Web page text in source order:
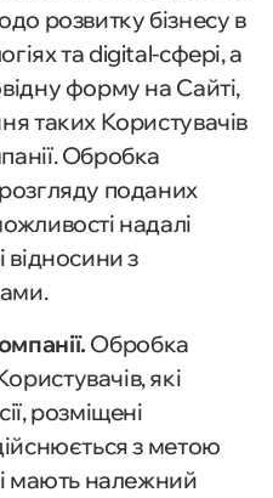
розвитку бізнесу в
та digital-сфері, а
форму на Сайті,
таких Користувачів
Обробка
поданих
надалі
відносини з
Обробка
які
розміщені
з метою
мають належний